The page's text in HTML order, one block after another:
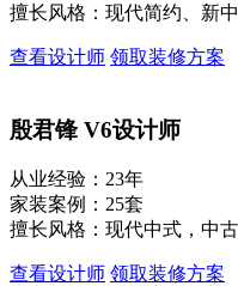
擅长风格：现代简约、新
查看设计师 领取装修方案
殷君锋 V6设计师
从业经验：23年
家装案例：25套
擅长风格：现代中式，中
查看设计师 领取装修方案